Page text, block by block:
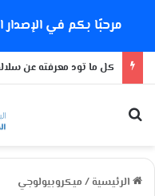
مرحبًا بكم في الإصدار
كل ما تود معرفته عن
الرئيسية / ميكروبيولوجي